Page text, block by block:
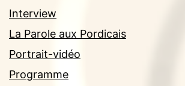
Interview
La Parole aux Pordicais
Portrait-vidéo
Programme